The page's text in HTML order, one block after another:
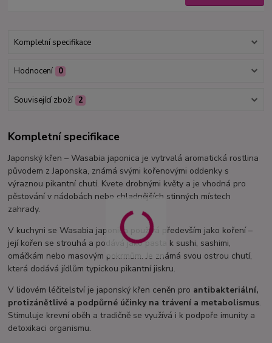
Kompletní specifikace
Hodnocení 0
Související zboží 2
Kompletní specifikace
Japonský křen – Wasabia japonica je vytrvalá aromatická rostlina
původem z Japonska, známá svými kořenovými oddenky s
výraznou pikantní chutí. Kvete drobnými květy a je vhodná pro
pěstování v nádobách nebo chladnějších stinných místech
zahrady.
V kuchyni se Wasabia japonica používá především jako koření –
její kořen se strouhá a podává jako pasta k sushi, sashimi,
omáčkám nebo masovým pokrmům. Je známá svou ostrou chutí,
která dodává jídlům typickou pikantní jiskru.
V lidovém léčitelství je japonský křen ceněn pro antibakteriální,
protizánětlivé a podpůrné účinky na trávení a metabolismus.
Stimuluje krevní oběh a tradičně se využívá i k podpoře imunity a
detoxikaci organismu.